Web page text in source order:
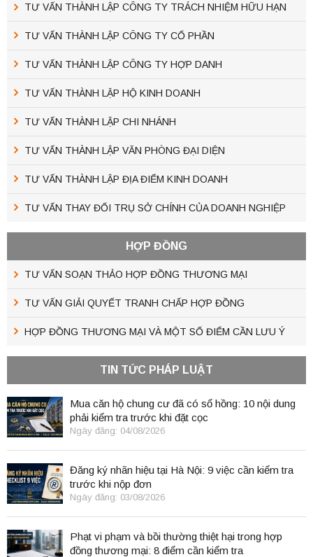
TƯ VẤN THÀNH LẬP CÔNG TY TRÁCH NHIỆM HỮU HẠN
TƯ VẤN THÀNH LẬP CÔNG TY CỔ PHẦN
TƯ VẤN THÀNH LẬP CÔNG TY HỢP DANH
TƯ VẤN THÀNH LẬP HỘ KINH DOANH
TƯ VẤN THÀNH LẬP CHI NHÁNH
TƯ VẤN THÀNH LẬP VĂN PHÒNG ĐẠI DIỆN
TƯ VẤN THÀNH LẬP ĐỊA ĐIỂM KINH DOANH
TƯ VẤN THAY ĐỔI TRỤ SỞ CHÍNH CỦA DOANH NGHIỆP
HỢP ĐỒNG
TƯ VẤN SOẠN THẢO HỢP ĐỒNG THƯƠNG MẠI
TƯ VẤN GIẢI QUYẾT TRANH CHẤP HỢP ĐỒNG
HỢP ĐỒNG THƯƠNG MẠI VÀ MỘT SỐ ĐIỂM CẦN LƯU Ý
TIN TỨC PHÁP LUẬT
Mua căn hộ chung cư đã có sổ hồng: 10 nội dung
phải kiểm tra trước khi đặt cọc
Ngày đăng: 04/08/2026
Đăng ký nhãn hiệu tại Hà Nội: 9 việc cần kiểm tra
trước khi nộp đơn
Ngày đăng: 03/08/2026
Phạt vi phạm và bồi thường thiệt hại trong hợp
đồng thương mại: 8 điểm cần kiểm tra